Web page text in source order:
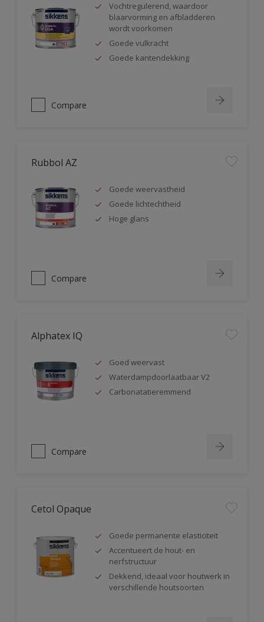
Vochtregulerend, waardoor
blaarvorming en afbladderen
wordt voorkomen
Goede vulkracht
Goede kantendekking
Compare
Rubbol AZ
Goede weervastheid
Goede lichtechtheid
Hoge glans
Compare
Alphatex IQ
Goed weervast
Waterdampdoorlaatbaar V2
Carbonatatieremmend
Compare
Cetol Opaque
Goede permanente elasticiteit
Accentueert de hout- en
nerfstructuur
Dekkend, ideaal voor houtwerk in
verschillende houtsoorten